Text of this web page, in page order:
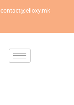
contact@elloxy.mk